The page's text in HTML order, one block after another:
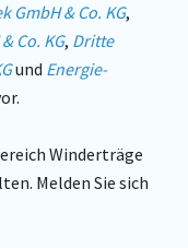
GmbH & Co. KG,
Co. KG, Dritte
und Energie-
Winderträge
Melden Sie sich